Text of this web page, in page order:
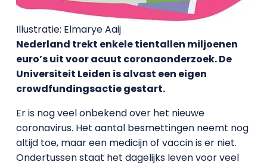
Illustratie: Elmarye Aaij
Nederland trekt enkele tientallen miljoenen
euro’s uit voor acuut coronaonderzoek. De
Universiteit Leiden is alvast een eigen
crowdfundingsactie gestart.
Er is nog veel onbekend over het nieuwe
coronavirus. Het aantal besmettingen neemt nog
altijd toe, maar een medicijn of vaccin is er niet.
Ondertussen staat het dagelijks leven voor veel